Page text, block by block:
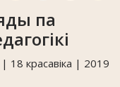
па
18 красавіка | 2019